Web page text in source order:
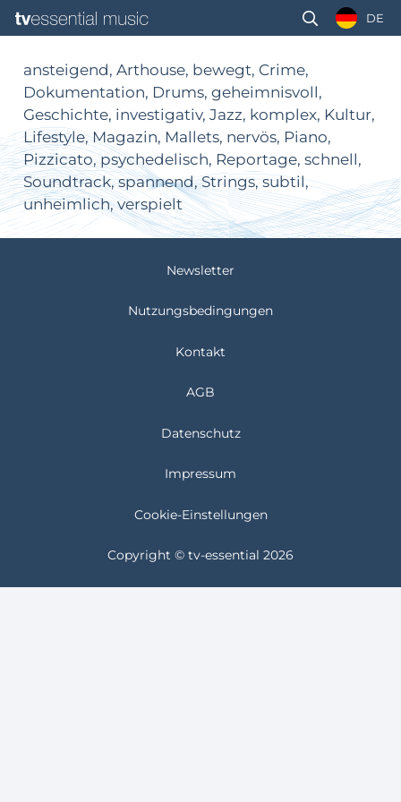
DE
ansteigend, Arthouse, bewegt, Crime,
Dokumentation, Drums, geheimnisvoll,
Geschichte, investigativ, Jazz, komplex, Kultur,
Lifestyle, Magazin, Mallets, nervös, Piano,
Pizzicato, psychedelisch, Reportage, schnell,
Soundtrack, spannend, Strings, subtil,
unheimlich, verspielt
Newsletter
Nutzungsbedingungen
Kontakt
AGB
Datenschutz
Impressum
Cookie-Einstellungen
Copyright © tv-essential 2026